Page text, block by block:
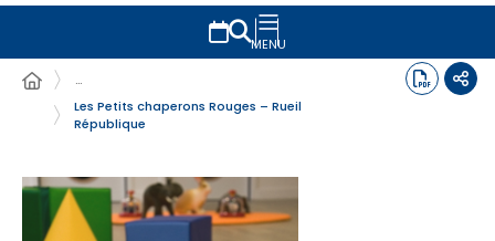
MENU
…
Les Petits chaperons Rouges – Rueil
République